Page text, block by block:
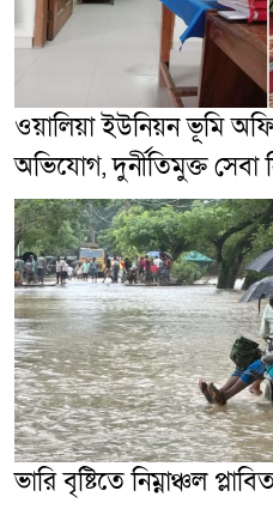
ওয়ালিয়া ইউনিয়ন ভূমি
অভিযোগ, দুর্নীতিমুক্ত সেবা
ভারি বৃষ্টিতে নিম্নাঞ্চল